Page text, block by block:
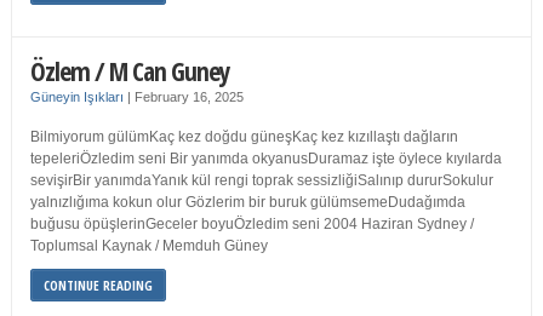
Özlem / M Can Guney
Güneyin Işıkları | February 16, 2025
Bilmiyorum gülümKaç kez doğdu güneşKaç kez kızıllaştı dağların
tepeleriÖzledim seni Bir yanımda okyanusDuramaz işte öylece kıyılarda
sevişirBir yanımdaYanık kül rengi toprak sessizliğiSalınıp dururSokulur
yalnızlığıma kokun olur Gözlerim bir buruk gülümsemeDudağımda
buğusu öpüşlerinGeceler boyuÖzledim seni 2004 Haziran Sydney /
Toplumsal Kaynak / Memduh Güney
CONTINUE READING